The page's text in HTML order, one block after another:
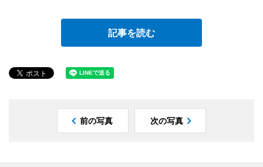
記事を読む
前の写真 次の写真